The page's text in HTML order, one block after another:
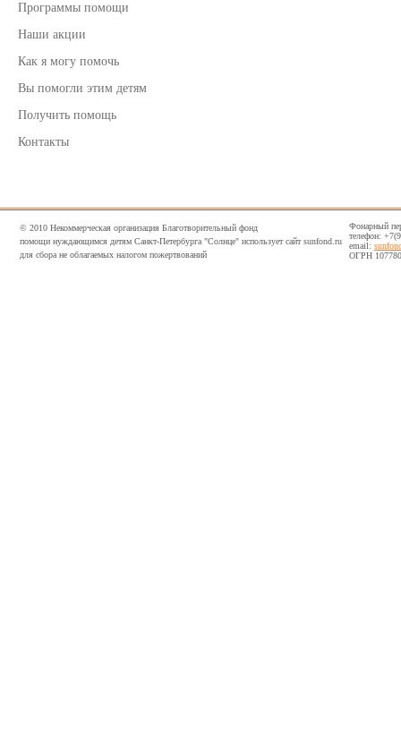
Программы помощи
Наши акции
Как я могу помочь
Вы помогли этим детям
Получить помощь
Контакты
© 2010 Некоммерческая организация Благотворительный фонд
помощи нуждающимся детям Санкт-Петербурга "Солнце" использует сайт sunfond.ru
для сбора не облагаемых налогом пожертвований
Фонарный
телефон:
email:
ОГРН